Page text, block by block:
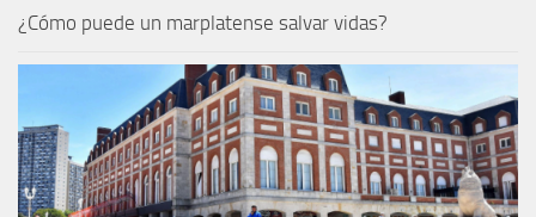
¿Cómo puede un marplatense salvar vidas?